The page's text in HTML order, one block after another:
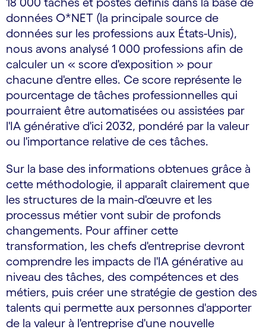
données O*NET (la principale source de
données sur les professions aux États-Unis),
nous avons analysé 1 000 professions afin de
calculer un « score d'exposition » pour
chacune d'entre elles. Ce score représente le
pourcentage de tâches professionnelles qui
pourraient être automatisées ou assistées par
l'IA générative d'ici 2032, pondéré par la valeur
ou l'importance relative de ces tâches.
Sur la base des informations obtenues grâce à
cette méthodologie, il apparaît clairement que
les structures de la main-d'œuvre et les
processus métier vont subir de profonds
changements. Pour affiner cette
transformation, les chefs d'entreprise devront
comprendre les impacts de l'IA générative au
niveau des tâches, des compétences et des
métiers, puis créer une stratégie de gestion des
talents qui permette aux personnes d'apporter
de la valeur à l'entreprise d'une nouvelle